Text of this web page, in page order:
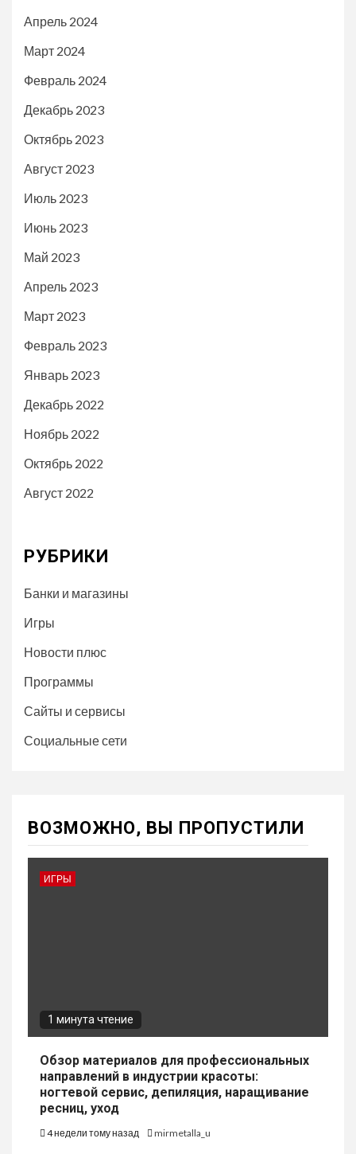
Апрель 2024
Март 2024
Февраль 2024
Декабрь 2023
Октябрь 2023
Август 2023
Июль 2023
Июнь 2023
Май 2023
Апрель 2023
Март 2023
Февраль 2023
Январь 2023
Декабрь 2022
Ноябрь 2022
Октябрь 2022
Август 2022
РУБРИКИ
Банки и магазины
Игры
Новости плюс
Программы
Сайты и сервисы
Социальные сети
ВОЗМОЖНО, ВЫ ПРОПУСТИЛИ
ИГРЫ
1 минута чтение
Обзор материалов для профессиональных
направлений в индустрии красоты:
ногтевой сервис, депиляция, наращивание
ресниц, уход
4 недели тому назад mirmetalla_u